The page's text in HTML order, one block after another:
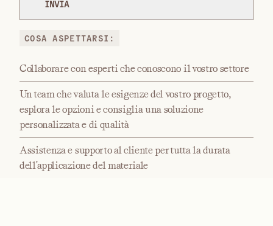
COSA ASPETTARSI:
Collaborare con esperti che conoscono il vostro settore
Un team che valuta le esigenze del vostro progetto,
esplora le opzioni e consiglia una soluzione
personalizzata e di qualità
Assistenza e supporto al cliente per tutta la durata
dell'applicazione del materiale